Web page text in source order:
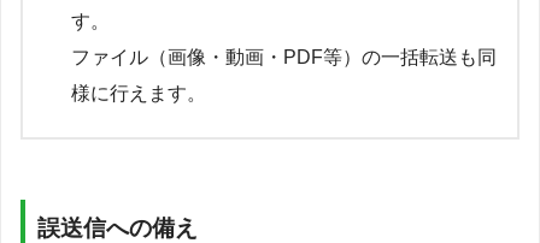
す。
ファイル（画像・動画・PDF等）の一括転送も同
様に行えます。
誤送信への備え